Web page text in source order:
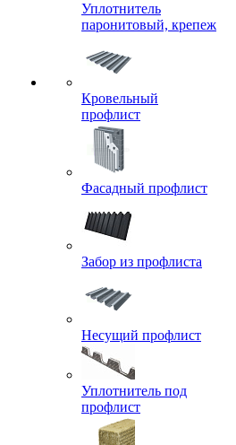
Уплотнитель
паронитовый, крепеж
Кровельный
профлист
Фасадный профлист
Забор из профлиста
Несущий профлист
Уплотнитель под
профлист